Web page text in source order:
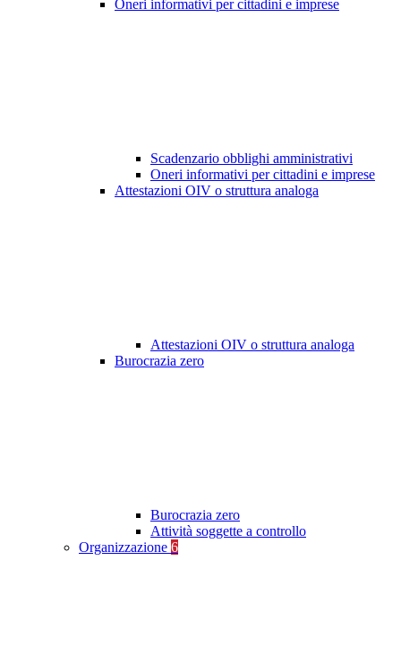
Oneri informativi per cittadini e imprese
Scadenzario obblighi amministrativi
Oneri informativi per cittadini e imprese
Attestazioni OIV o struttura analoga
Attestazioni OIV o struttura analoga
Burocrazia zero
Burocrazia zero
Attività soggette a controllo
Organizzazione 6